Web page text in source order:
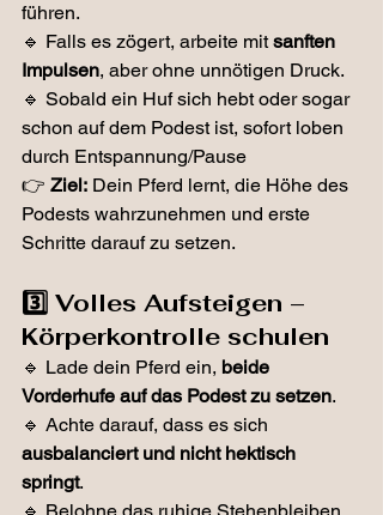
führen.
🔹 Falls es zögert, arbeite mit sanften
Impulsen, aber ohne unnötigen Druck.
🔹 Sobald ein Huf sich hebt oder sogar
schon auf dem Podest ist, sofort loben
durch Entspannung/Pause
👉 Ziel: Dein Pferd lernt, die Höhe des
Podests wahrzunehmen und erste
Schritte darauf zu setzen.
3️⃣ Volles Aufsteigen –
Körperkontrolle schulen
🔹 Lade dein Pferd ein, beide
Vorderhufe auf das Podest zu setzen.
🔹 Achte darauf, dass es sich
ausbalanciert und nicht hektisch
springt.